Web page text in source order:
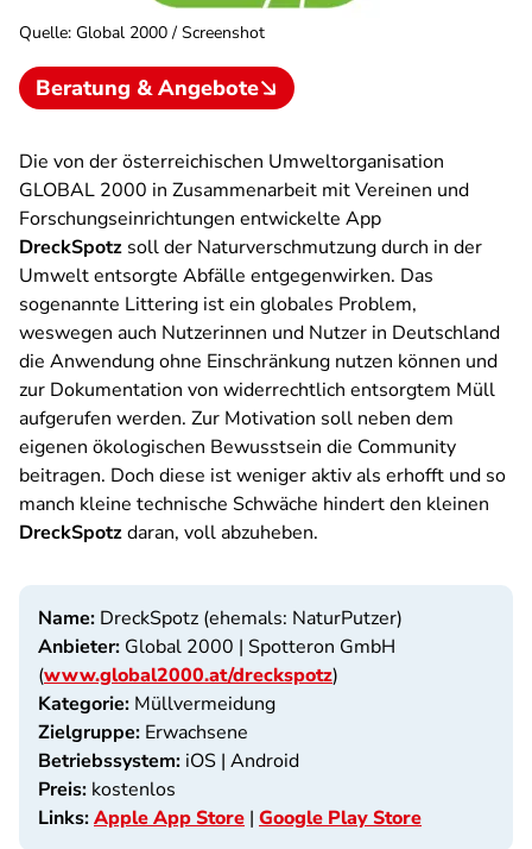
Quelle: Global 2000 / Screenshot
Beratung & Angebote
Die von der österreichischen Umweltorganisation
GLOBAL 2000 in Zusammenarbeit mit Vereinen und
Forschungseinrichtungen entwickelte App
DreckSpotz soll der Naturverschmutzung durch in der
Umwelt entsorgte Abfälle entgegenwirken. Das
sogenannte Littering ist ein globales Problem,
weswegen auch Nutzerinnen und Nutzer in Deutschland
die Anwendung ohne Einschränkung nutzen können und
zur Dokumentation von widerrechtlich entsorgtem Müll
aufgerufen werden. Zur Motivation soll neben dem
eigenen ökologischen Bewusstsein die Community
beitragen. Doch diese ist weniger aktiv als erhofft und so
manch kleine technische Schwäche hindert den kleinen
DreckSpotzdaran, voll abzuheben.
Name: DreckSpotz (ehemals: NaturPutzer)
Anbieter: Global 2000 | Spotteron GmbH
(www.global2000.at/dreckspotz)
Kategorie: Müllvermeidung
Zielgruppe: Erwachsene
Betriebssystem: iOS | Android
Preis: kostenlos
Links:Apple App Store | Google Play Store